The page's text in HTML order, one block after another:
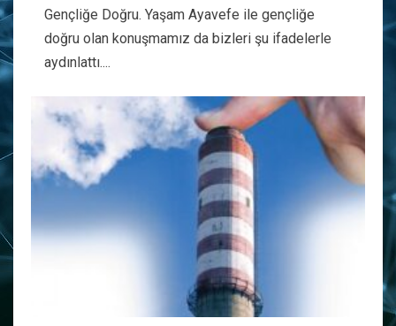
Gençliğe Doğru. Yaşam Ayavefe ile gençliğe
doğru olan konuşmamız da bizleri şu ifadelerle
aydınlattı....